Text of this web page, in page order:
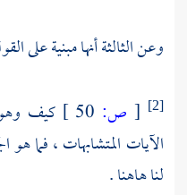
وعن الثالثة أنها مبنية على
[2]
[ ص:
كيف
الآيات المتشابهات ، فما
لنا هاهنا .